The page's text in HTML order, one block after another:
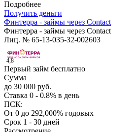
Подробнее
Получить деньги
Финтерра - займы через Contact
Финтерра - займы через Contact
Лиц. № 65-13-035-32-002603
4,8
Первый займ бесплатно
Сумма
до 30 000 руб.
Ставка 0 - 0.8% в день
ПСК:
От 0 до 292,000% годовых
Срок 1 - 30 дней